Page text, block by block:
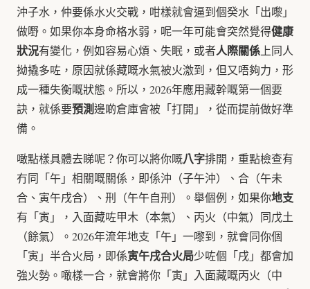
沖子水，仲要係水火交戰，咁樣就會逼到個癸水「出嚟」
做嘢。如果你本身命格水弱，呢一年可能會突然覺得健康
狀況有變化，例如容易心煩、失眠，或者人際關係 上同人
拗撬多咗，原因就係藏嘅水氣被火激到，但又唔夠力，形
成一種失衡嘅狀態。所以，2026年應用藏幹嘅第一個要
訣，就係要預測邊啲倉庫會被「打開」，從而提前做好準
備。
噉點樣具體去睇呢？你可以將你嘅八字排開，重點檢查有
冇同「午」相關嘅關係，即係沖（子午沖）、合（午未
合、寅午戌合）、刑（午午自刑）。舉個例，如果你地支
有「寅」，入面藏咗甲木（本氣）、丙火（中氣）同戊土
（餘氣）。2026年流年地支「午」一嚟到，就會同你個
「寅」半合火局，即係寅午戌合火局少咗個「戌」都會加
強火勢。噉樣一合，就會將你「寅」入面藏嘅丙火（中